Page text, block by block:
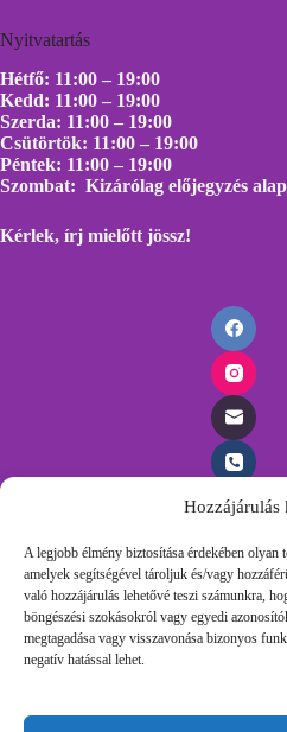
Hozzájárulás
A legjobb élmény biztosítása érdekében
amelyek segítségével tároljuk és/vagy
való hozzájárulás lehetővé teszi számunkra,
böngészési szokásokról vagy egyedi
megtagadása vagy visszavonása bizonyos
negatív hatással lehet.
Nyitvatartás
Hétfő: 11:00 – 19:00
Kedd: 11:00 – 19:00
Szerda: 11:00 – 19:00
Csütörtök: 11:00 – 19:00
Péntek: 11:00 – 19:00
Szombat: Kizárólag előjegyzés
Kérlek, írj mielőtt jössz!
Foglalj időpontot egyszerűen,
felvesszük veled a